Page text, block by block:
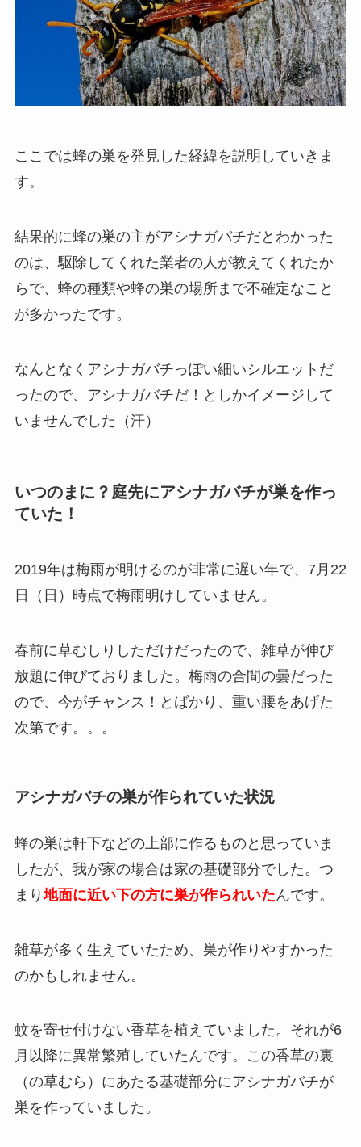
ここでは蜂の巣を発見した経緯を説明していきま
す。
結果的に蜂の巣の主がアシナガバチだとわかった
のは、駆除してくれた業者の人が教えてくれたか
らで、蜂の種類や蜂の巣の場所まで不確定なこと
が多かったです。
なんとなくアシナガバチっぽい細いシルエットだ
ったので、アシナガバチだ！としかイメージして
いませんでした（汗）
いつのまに？庭先にアシナガバチが巣を作っ
ていた！
2019年は梅雨が明けるのが非常に遅い年で、7月22
日（日）時点で梅雨明けしていません。
春前に草むしりしただけだったので、雑草が伸び
放題に伸びておりました。梅雨の合間の曇だった
ので、今がチャンス！とばかり、重い腰をあげた
次第です。。。
アシナガバチの巣が作られていた状況
蜂の巣は軒下などの上部に作るものと思っていま
したが、我が家の場合は家の基礎部分でした。つ
まり地面に近い下の方に巣が作られいたんです。
雑草が多く生えていたため、巣が作りやすかった
のかもしれません。
蚊を寄せ付けない香草を植えていました。それが6
月以降に異常繁殖していたんです。この香草の裏
（の草むら）にあたる基礎部分にアシナガバチが
巣を作っていました。